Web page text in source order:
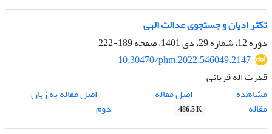
تکثر ادیان و جستجوی عدالت الهی
دوره 12، شماره 29، دی 1401، صفحه
189-222
10.30470/phm.2022.546049.2147
قدرت اله قربانی
مشاهده
مقاله
اصل مقاله
486.5 K
اصل مقاله به زبان
دوم